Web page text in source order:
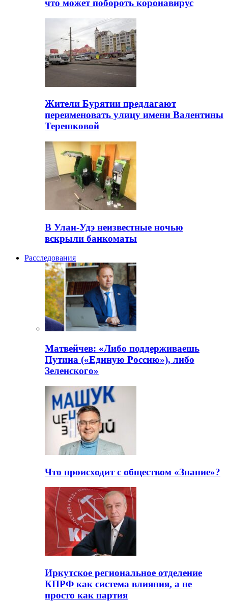
что может побороть коронавирус
Жители Бурятии предлагают
переименовать улицу имени Валентины
Терешковой
В Улан-Удэ неизвестные ночью
вскрыли банкоматы
Расследования
Матвейчев: «Либо поддерживаешь
Путина («Единую Россию»), либо
Зеленского»
Что происходит с обществом «Знание»?
Иркутское региональное отделение
КПРФ как система влияния, а не
просто как партия